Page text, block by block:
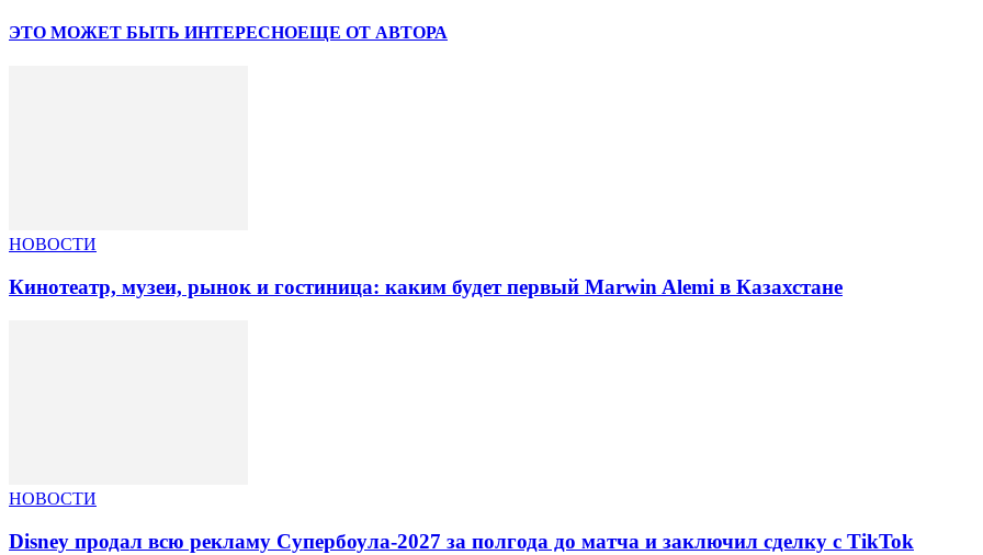
ЭТО МОЖЕТ БЫТЬ ИНТЕРЕСНОЕЩЕ ОТ АВТОРА
НОВОСТИ
Кинотеатр, музеи, рынок и гостиница: каким будет первый Marwin Alemi в Казахстане
НОВОСТИ
Disney продал всю рекламу Супербоула-2027 за полгода до матча и заключил сделку с TikTok